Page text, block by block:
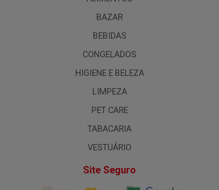
BAZAR
BEBIDAS
CONGELADOS
HIGIENE E BELEZA
LIMPEZA
PET CARE
TABACARIA
VESTUÁRIO
Site Seguro